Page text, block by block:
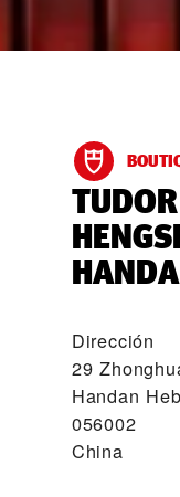
Dirección
29
Handan
056002
China